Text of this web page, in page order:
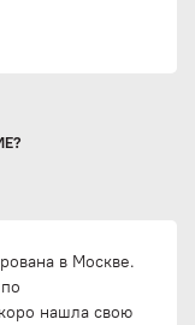
в Москве.
нашла свою